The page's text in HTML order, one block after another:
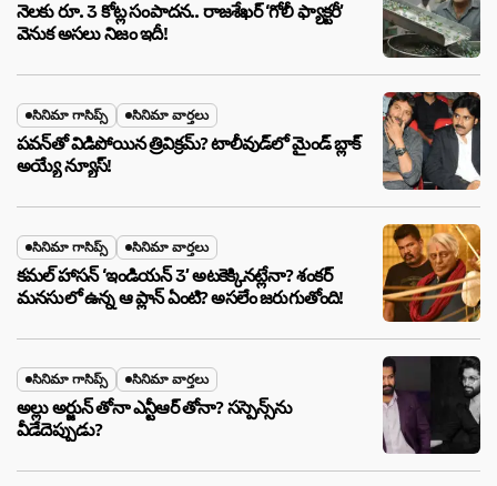
నెలకు రూ. 3 కోట్ల సంపాదన.. రాజశేఖర్ ‘గోలీ ఫ్యాక్టరీ’
వెనుక అసలు నిజం ఇదీ!
సినిమా గాసిప్స్ సినిమా వార్తలు
పవన్‌తో విడిపోయిన త్రివిక్రమ్? టాలీవుడ్‌లో మైండ్ బ్లాక్
అయ్యే న్యూస్!
సినిమా గాసిప్స్ సినిమా వార్తలు
కమల్ హాసన్ ‘ఇండియన్ 3’ అటకెక్కినట్లేనా? శంకర్
మనసులో ఉన్న ఆ ప్లాన్ ఏంటి? అసలేం జరుగుతోంది!
సినిమా గాసిప్స్ సినిమా వార్తలు
అల్లు అర్జున్ తోనా ఎన్టీఆర్ తోనా? సస్పెన్స్‌ను
వీడేదెప్పుడు?